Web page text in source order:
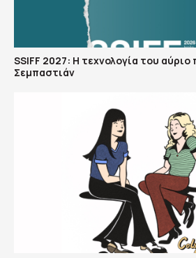
SSIFF 2027: Η τεχνολογία του
Σεμπαστιάν